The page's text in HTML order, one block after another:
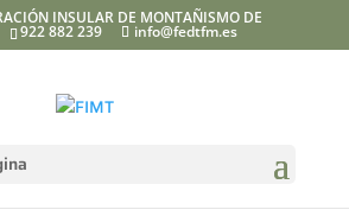
INSULAR DE MONTAÑISMO DE
922 882 239 info@fedtfm.es